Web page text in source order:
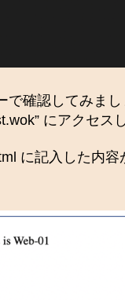
で確認してみまし
にアクセス
に記入した内容